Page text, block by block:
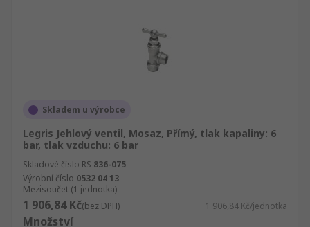
Skladem u výrobce
Legris Jehlový ventil, Mosaz, Přímý, tlak kapaliny: 6
bar, tlak vzduchu: 6 bar
Skladové číslo RS 836-075
Výrobní číslo 0532 04 13
Mezisoučet (1 jednotka)
1 906,84 Kč(bez DPH) 1 906,84 Kč/jednotka
Množství